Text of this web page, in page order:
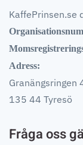
KaffePrinsen.se
Adress:
Granängsringen
135 44 Tyresö
Fråga oss